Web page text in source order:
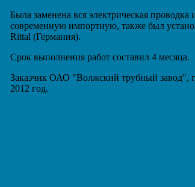
Была заменена вся электрическая
современную импортную, также был
Rittal (Германия).
Срок выполнения работ составил 4 месяца.
Заказчик ОАО "Волжский трубный завод",
2012 год.